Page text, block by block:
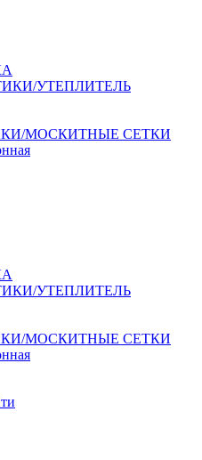
УТЕПЛИТЕЛЬ
МОСКИТНЫЕ СЕТКИ
УТЕПЛИТЕЛЬ
МОСКИТНЫЕ СЕТКИ